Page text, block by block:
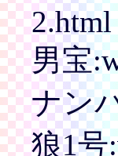
2.html
男宝
ナン
狼1号